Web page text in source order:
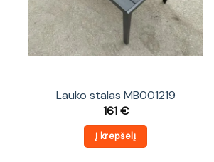
Lauko stalas MB001219
161€
Į krepšelį